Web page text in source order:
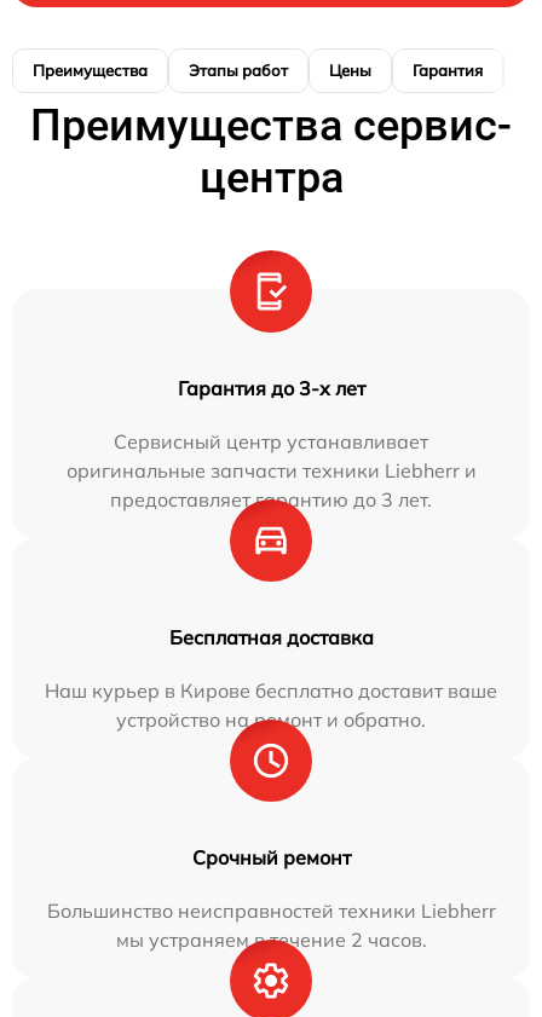
Преимущества Этапы работ Цены Гарантия
Преимущества сервис-
центра
Гарантия до 3-х лет
Сервисный центр устанавливает
оригинальные запчасти техники Liebherr и
предоставляет гарантию до 3 лет.
Бесплатная доставка
Наш курьер в Кирове бесплатно доставит ваше
устройство на ремонт и обратно.
Срочный ремонт
Большинство неисправностей техники Liebherr
мы устраняем в течение 2 часов.